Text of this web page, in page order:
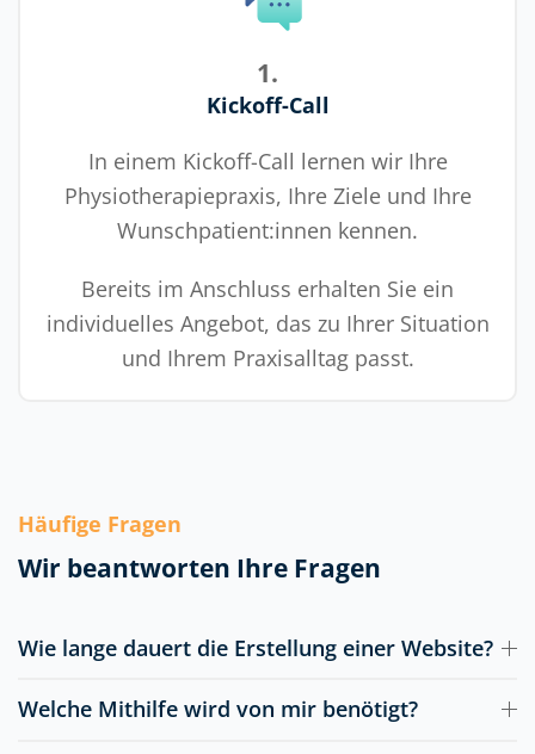
abarbeiten, sondern sich in unsere spezielle
Branche eingearbeitet haben und uns wertvolle
Anregungen geben, um unsere Website und
somit unser Geschäft weiterzuentwickeln.
Carsten Bresser
Prüfungsdienst GmbH
1.
Kickoff-Call
In einem Kickoff-Call lernen wir Ihre
Physiotherapiepraxis, Ihre Ziele und Ihre
Wunschpatient:innen kennen.
Bereits im Anschluss erhalten Sie ein
individuelles Angebot, das zu Ihrer Situation
und Ihrem Praxisalltag passt.
Häufige Fragen
Wir beantworten Ihre Fragen
Wie lange dauert die Erstellung einer Website?
Welche Mithilfe wird von mir benötigt?